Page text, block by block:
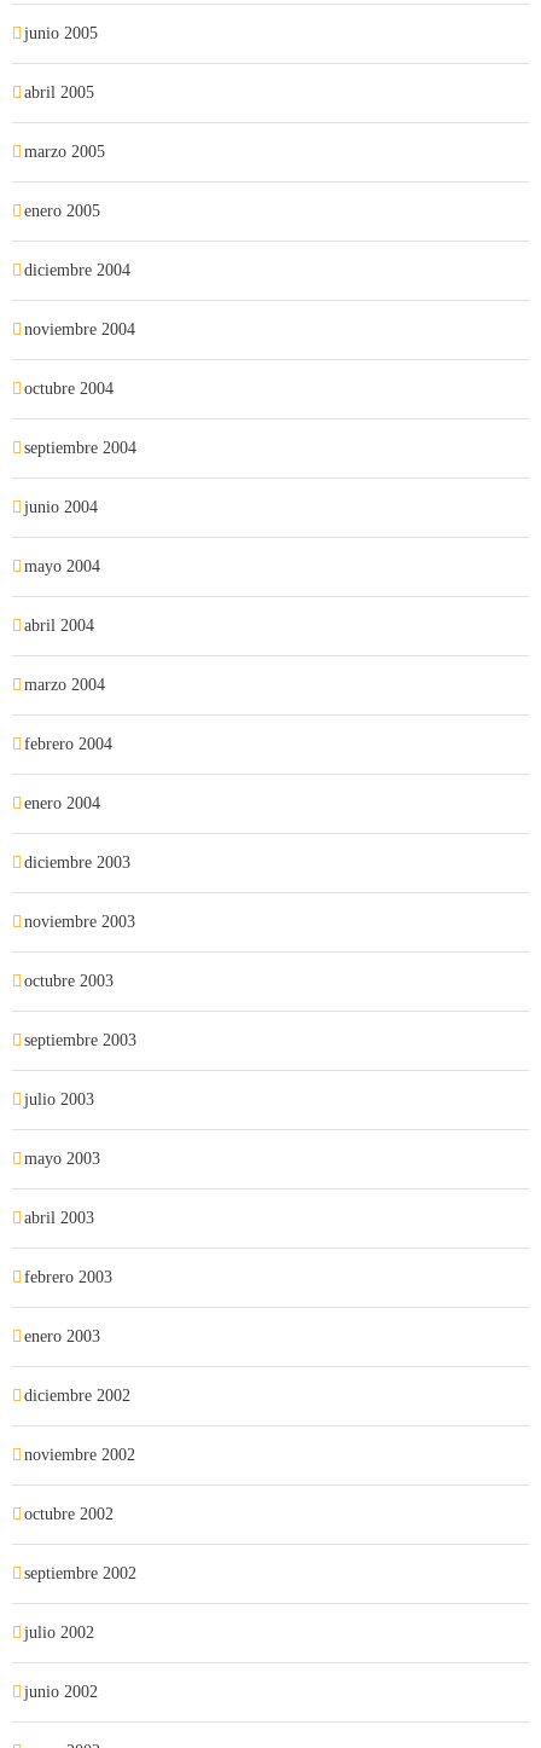
junio 2005
abril 2005
marzo 2005
enero 2005
diciembre 2004
noviembre 2004
octubre 2004
septiembre 2004
junio 2004
mayo 2004
abril 2004
marzo 2004
febrero 2004
enero 2004
diciembre 2003
noviembre 2003
octubre 2003
septiembre 2003
julio 2003
mayo 2003
abril 2003
febrero 2003
enero 2003
diciembre 2002
noviembre 2002
octubre 2002
septiembre 2002
julio 2002
junio 2002